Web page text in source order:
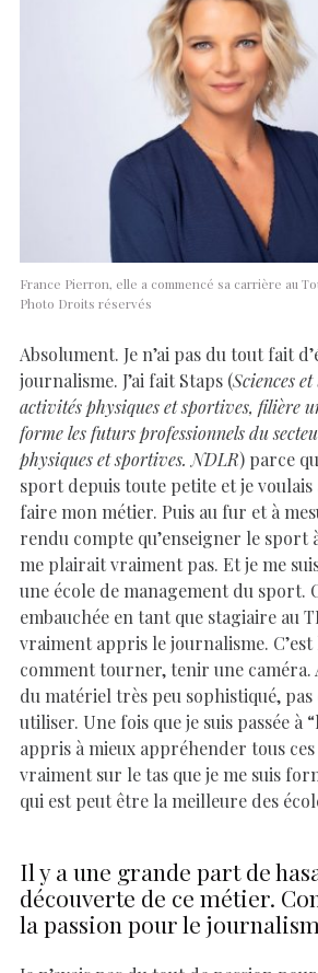
France Pierron, elle a commencé sa carrière au
Photo Droits réservés
Absolument. Je n’ai pas du tout fait
journalisme. J’ai fait Staps (Sciences
activités physiques et sportives, filière
forme les futurs professionnels du
physiques et sportives. NDLR) parce
sport depuis toute petite et je voulais
faire mon métier. Puis au fur et à
rendu compte qu’enseigner le sport
me plairait vraiment pas. Et je me
une école de management du sport.
embauchée en tant que stagiaire au
vraiment appris le journalisme. C’est
comment tourner, tenir une caméra.
du matériel très peu sophistiqué,
utiliser. Une fois que je suis passée à
appris à mieux appréhender tous ces
vraiment sur le tas que je me suis
qui est peut être la meilleure des
Il y a une grande part de
découverte de ce métier.
la passion pour le